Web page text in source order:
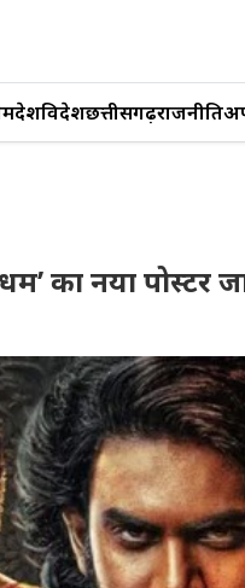
देशविदेशछत्तीसगढ़राजनीति
का नया पोस्टर